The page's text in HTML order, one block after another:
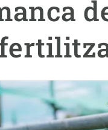
i gestió Demana la
Vine de
Un lloc on
Seminaris